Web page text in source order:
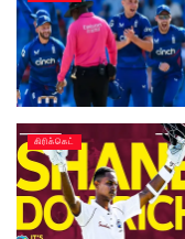
கிரிக்கெட்